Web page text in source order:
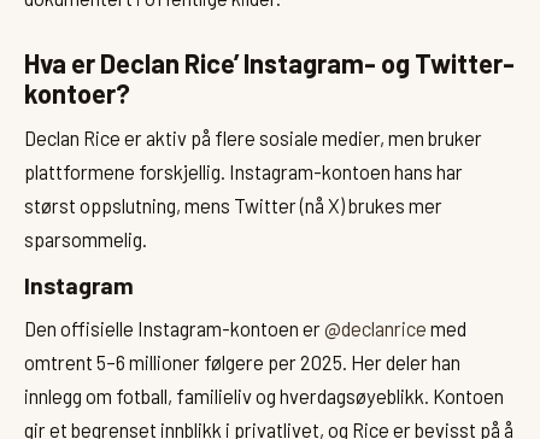
Hva er Declan Rice’ Instagram- og Twitter-
kontoer?
Declan Rice er aktiv på flere sosiale medier, men bruker
plattformene forskjellig. Instagram-kontoen hans har
størst oppslutning, mens Twitter (nå X) brukes mer
sparsommelig.
Instagram
Den offisielle Instagram-kontoen er@declanrice med
omtrent 5–6 millioner følgere per 2025. Her deler han
innlegg om fotball, familieliv og hverdagsøyeblikk. Kontoen
gir et begrenset innblikk i privatlivet, og Rice er bevisst på å